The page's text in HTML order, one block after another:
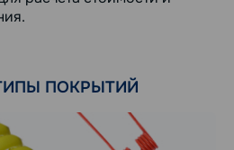
ПОКРЫТИЙ